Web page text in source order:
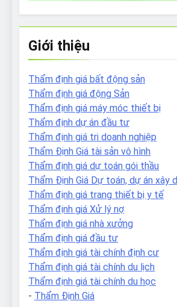
Giới thiệu
Thẩm định giá bất động sản
Thẩm định giá động Sản
Thẩm định giá máy móc thiết bị
Thẩm định dự án đầu tư
Thẩm định giá tri doanh nghiệp
Thẩm Định Giá tài sản vô hình
Thẩm định giá dự toán gói thầu
Thẩm Định Giá Dự toán, dự án xây
Thẩm định giá trang thiết bị y tế
Thẩm định giá Xử lý nợ
Thẩm định giá nhà xưởng
Thẩm định giá đầu tư
Thẩm định giá tài chính định cư
Thẩm định giá tài chính du lịch
Thẩm định giá tài chính du học
- Thẩm Định Giá